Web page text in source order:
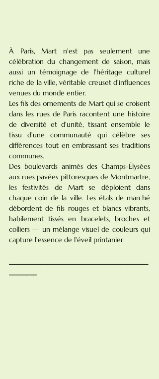
À Paris, Mart n'est pas seulement une
célébration du changement de saison, mais
aussi un témoignage de l'héritage culturel
riche de la ville, véritable creuset d'influences
venues du monde entier.
Les fils des ornements de Mart qui se croisent
dans les rues de Paris racontent une histoire
de diversité et d'unité, tissant ensemble le
tissu d'une communauté qui célèbre ses
différences tout en embrassant ses traditions
communes.
Des boulevards animés des Champs-Élysées
aux rues pavées pittoresques de Montmartre,
les festivités de Mart se déploient dans
chaque coin de la ville. Les étals de marché
débordent de fils rouges et blancs vibrants,
habilement tissés en bracelets, broches et
colliers — un mélange visuel de couleurs qui
capture l'essence de l'éveil printanier.